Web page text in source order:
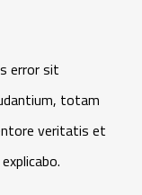
error sit
totam
veritatis et